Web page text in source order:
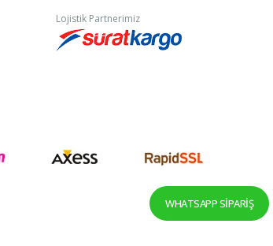
WHATSAPP SIPARIŞ
Lojistik Partnerimiz